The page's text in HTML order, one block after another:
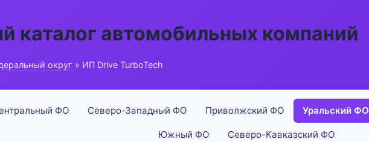
каталог автомобильных компаний
округ » ИП Drive TurboTech
ФО Северо-Западный ФО Приволжский ФО Уральский ФО
Южный ФО Северо-Кавказский ФО